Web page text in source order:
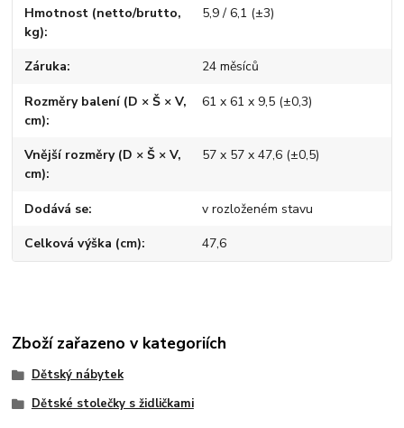
Hmotnost (netto/brutto,
kg)
5,9 / 6,1 (±3)
Záruka 24 měsíců
Rozměry balení (D × Š × V,
cm)
61 x 61 x 9,5 (±0,3)
Vnější rozměry (D × Š × V,
cm)
57 x 57 x 47,6 (±0,5)
Dodává se v rozloženém stavu
Celková výška (cm) 47,6
Zboží zařazeno v kategoriích
Dětský nábytek
Dětské stolečky s židličkami